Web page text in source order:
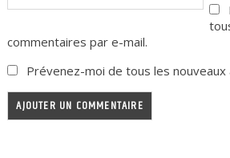
commentaires par e-mail.
Prévenez-moi de tous les nouveaux